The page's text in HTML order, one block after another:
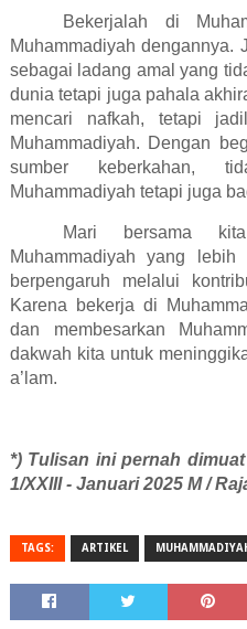
Bekerjalah di
Muhammadiyah dengannya.
sebagai ladang amal yang
dunia tetapi juga pahala
mencari nafkah, tetapi
Muhammadiyah. Dengan
sumber keberkahan,
Muhammadiyah tetapi juga
Mari bersama
Muhammadiyah yang
berpengaruh melalui
Karena bekerja di
dan membesarkan
dakwah kita untuk
a’lam.
*) Tulisan ini pernah
1/XXIII - Januari 2025 M /
TAGS: ARTIKEL